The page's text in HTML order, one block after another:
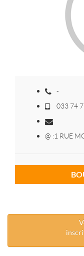
-
033 74
@ :1 RUE